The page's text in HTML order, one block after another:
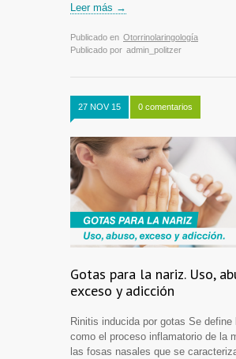
Leer más →
Publicado en Otorrinolaringología
Publicado por admin_politzer
27 NOV 15 0 comentarios
Gotas para la nariz. Uso,
exceso y adicción
Rinitis inducida por gotas Se define
como el proceso inflamatorio de la
las fosas nasales que se